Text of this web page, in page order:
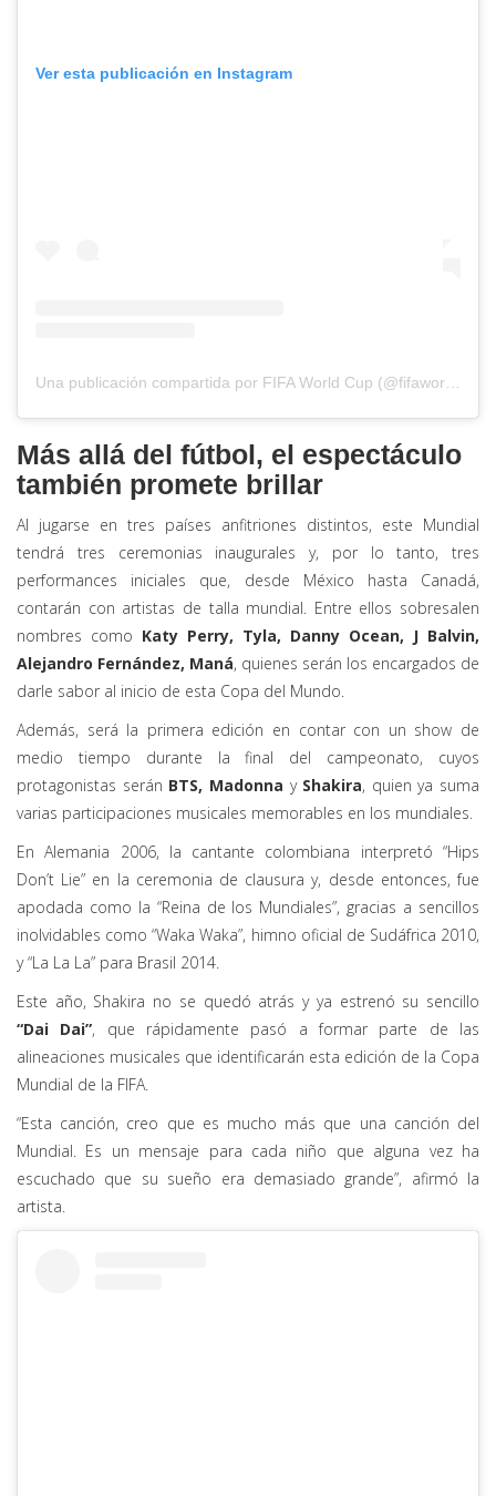
Ver esta publicación en Instagram
Más allá del fútbol, el espectáculo
también promete brillar
Al jugarse en tres países anfitriones distintos, este Mundial
tendrá tres ceremonias inaugurales y, por lo tanto, tres
performances iniciales que, desde México hasta Canadá,
contarán con artistas de talla mundial. Entre ellos sobresalen
nombres como Katy Perry, Tyla, Danny Ocean, J Balvin,
Alejandro Fernández, Maná, quienes serán los encargados de
darle sabor al inicio de esta Copa del Mundo.
Además, será la primera edición en contar con un show de
medio tiempo durante la final del campeonato, cuyos
protagonistas serán BTS, Madonna y Shakira, quien ya suma
varias participaciones musicales memorables en los mundiales.
En Alemania 2006, la cantante colombiana interpretó “Hips
Don’t Lie” en la ceremonia de clausura y, desde entonces, fue
apodada como la “Reina de los Mundiales”, gracias a sencillos
inolvidables como “Waka Waka”, himno oficial de Sudáfrica 2010,
y “La La La” para Brasil 2014.
Este año, Shakira no se quedó atrás y ya estrenó su sencillo
“Dai Dai”, que rápidamente pasó a formar parte de las
alineaciones musicales que identificarán esta edición de la Copa
Mundial de la FIFA.
“Esta canción, creo que es mucho más que una canción del
Mundial. Es un mensaje para cada niño que alguna vez ha
escuchado que su sueño era demasiado grande”, afirmó la
artista.